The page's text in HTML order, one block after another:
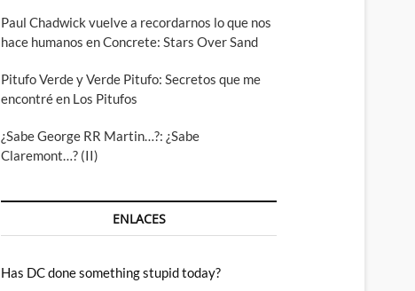
Paul Chadwick vuelve a recordarnos lo que nos
hace humanos en Concrete: Stars Over Sand
Pitufo Verde y Verde Pitufo: Secretos que me
encontré en Los Pitufos
¿Sabe George RR Martin…?: ¿Sabe
Claremont…? (II)
ENLACES
Has DC done something stupid today?